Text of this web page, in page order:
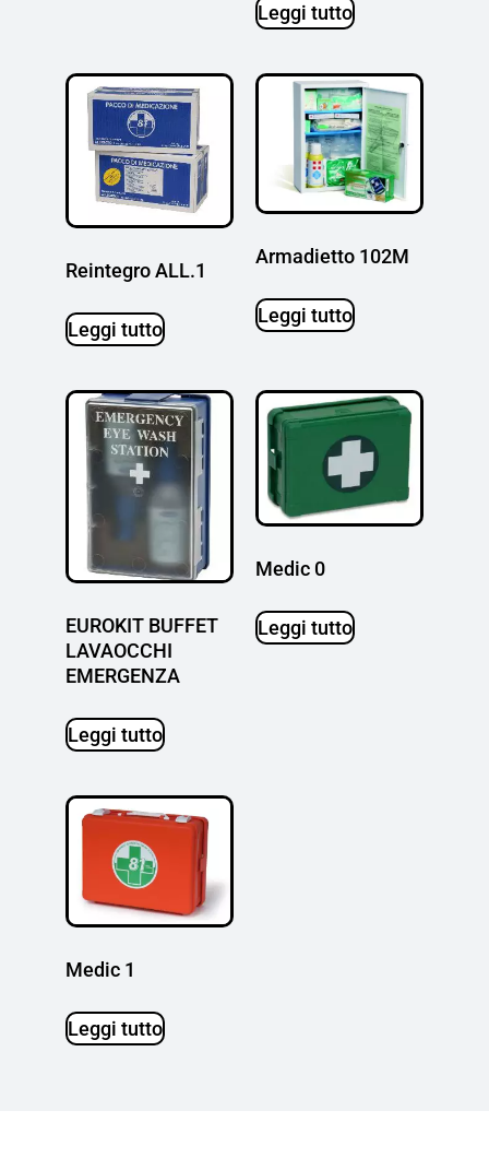
Leggi tutto
Reintegro ALL.1
Leggi tutto
Armadietto 102M
Leggi tutto
EUROKIT BUFFET
LAVAOCCHI
EMERGENZA
Leggi tutto
Medic 0
Leggi tutto
Medic 1
Leggi tutto